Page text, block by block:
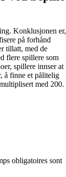
Konklusjonen er,
på forhånd
tillatt, med de
flere spillere som
spillere innser at
å finne et pålitelig
med 200.
obligatoires sont